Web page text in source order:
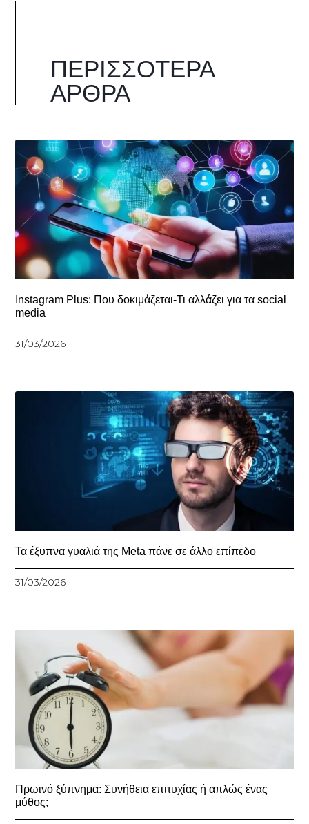
ΠΕΡΙΣΣΌΤΕΡΑ
ΆΡΘΡΑ
Instagram Plus: Που δοκιμάζεται-Τι αλλάζει για τα social
media
31/03/2026
Τα έξυπνα γυαλιά της Meta πάνε σε άλλο επίπεδο
31/03/2026
Πρωινό ξύπνημα: Συνήθεια επιτυχίας ή απλώς ένας
μύθος;